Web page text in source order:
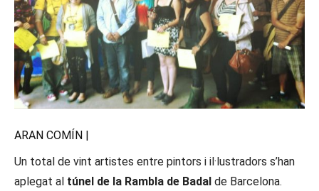
ARAN COMÍN |
Un total de vint artistes entre pintors i il·lustradors s’han
aplegat al túnel de la Rambla de Badal de Barcelona.